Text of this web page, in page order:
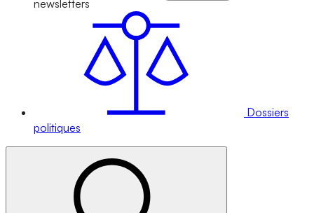
newsletters
Dossiers
politiques